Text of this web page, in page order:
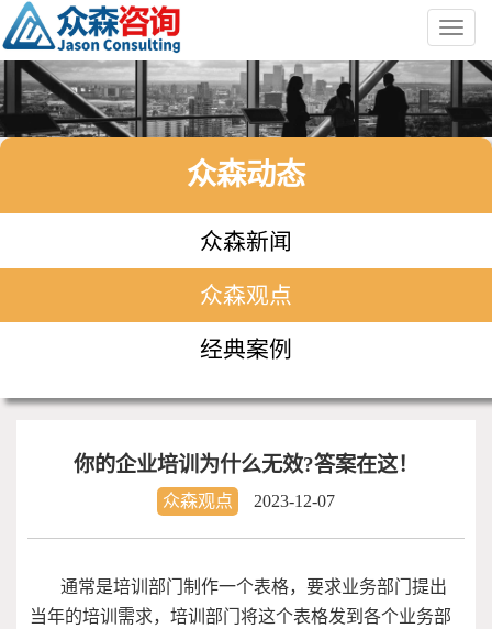
众森动态
众森新闻
众森观点
经典案例
你的企业培训为什么无效?答案在这！
众森观点 2023-12-07
通常是培训部门制作一个表格，要求业务部门提出
当年的培训需求，培训部门将这个表格发到各个业务部